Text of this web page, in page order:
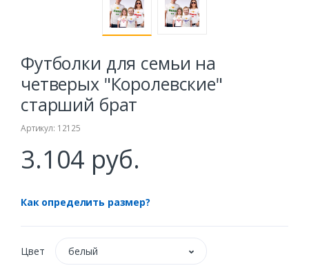
Футболки для семьи на
четверых "Королевские"
старший брат
Артикул: 12125
3.104 руб.
Как определить размер?
Цвет белый